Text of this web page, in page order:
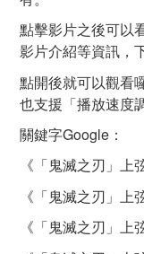
點擊影片之後可以
影片介紹等資訊，
點開後就可以觀看
也支援「播放速度
關鍵字Google：
《「鬼滅之刃」
《「鬼滅之刃」
《「鬼滅之刃」